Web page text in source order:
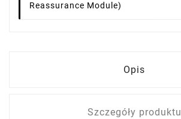
Reassurance Module)
Opis
Szczegóły produktu